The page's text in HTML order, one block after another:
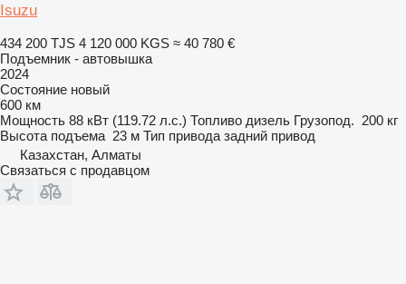
Isuzu
434 200 TJS 4 120 000 KGS ≈ 40 780 €
Подъемник - автовышка
2024
Состояние новый
600 км
Мощность 88 кВт (119.72 л.с.) Топливо дизель Грузопод. 200 кг
Высота подъема 23 м Тип привода задний привод
Казахстан, Алматы
Связаться с продавцом